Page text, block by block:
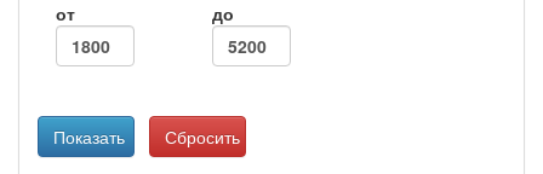
от
до